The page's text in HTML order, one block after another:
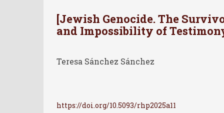
[Jewish Genocide. The
and Impossibility of
Teresa Sánchez Sánchez
https://doi.org/10.5093/rhp2025a11